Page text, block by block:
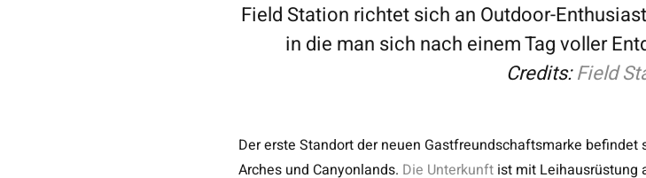
Field Station richtet sich an Outdoor-
in die man sich nach einem Tag voller
Credits:Field
Der erste Standort der neuen Gastfreundschaftsmarke
Arches und Canyonlands. Die Unterkunftist mit Leihausrüstung